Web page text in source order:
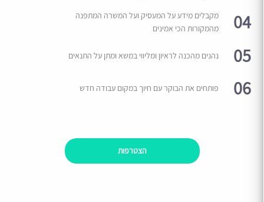
04
מקבלים מידע על המעסיק ועל המשרה המתפנה
מהמקורות הכי אמינים
05 נהנים מהכנה לראיון ומליווי במשא ומתן על התנאים
06 פותחים את הבוקר עם חיוך במקום עבודה חדש
הצטרפות